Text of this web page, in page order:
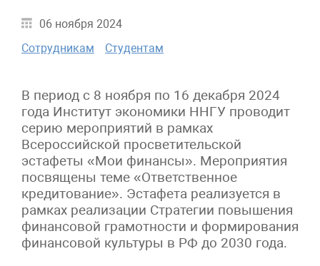
06 ноября 2024
Сотрудникам
Студентам
В период с 8 ноября по 16 декабря 2024
года Институт экономики ННГУ проводит
серию мероприятий в рамках
Всероссийской просветительской
эстафеты «Мои финансы». Мероприятия
посвящены теме «Ответственное
кредитование». Эстафета реализуется в
рамках реализации Стратегии повышения
финансовой грамотности и формирования
финансовой культуры в РФ до 2030 года.